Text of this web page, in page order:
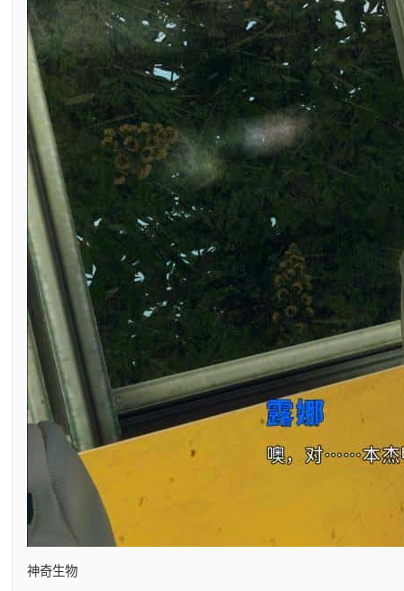
神奇生物